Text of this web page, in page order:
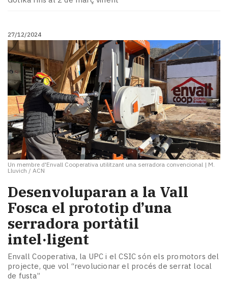
27/12/2024
Un membre d'Envall Cooperativa utilitzant una serradora convencional | M.
Lluvich / ACN
​Desenvoluparan a la Vall
Fosca el prototip d’una
serradora portàtil
intel·ligent
Envall Cooperativa, la UPC i el CSIC són els promotors del
projecte, que vol “revolucionar el procés de serrat local
de fusta”